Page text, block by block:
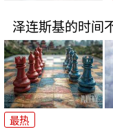
泽连斯基的时间
最热